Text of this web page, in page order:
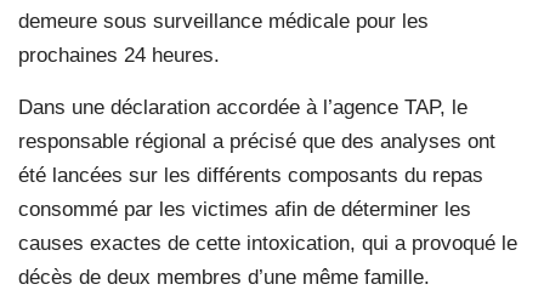
demeure sous surveillance médicale pour les
prochaines 24 heures.
Dans une déclaration accordée à l’agence TAP, le
responsable régional a précisé que des analyses ont
été lancées sur les différents composants du repas
consommé par les victimes afin de déterminer les
causes exactes de cette intoxication, qui a provoqué le
décès de deux membres d’une même famille.